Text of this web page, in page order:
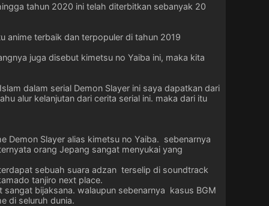
tahun 2020 ini telah diterbitkan sebanyak 20
anime terbaik dan terpopuler di tahun 2019
juga disebut kimetsu no Yaiba ini, maka kita
dalam serial Demon Slayer ini saya dapatkan dari
alur kelanjutan dari cerita serial ini. maka dari itu
Demon Slayer alias kimetsu no Yaiba. sebenarnya
orang Jepang sangat menyukai yang
sebuah suara adzan terselip di soundtrack
tanjiro next place.
bijaksana. walaupun sebenarnya kasus BGM
di seluruh dunia.